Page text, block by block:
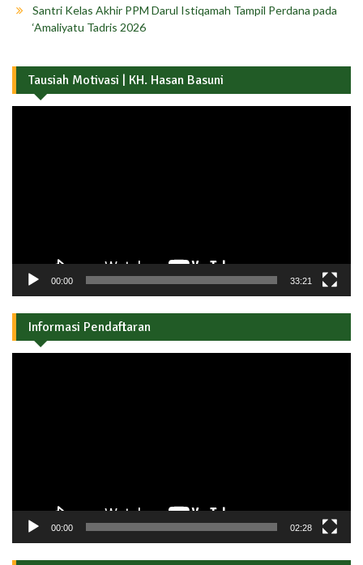
Santri Kelas Akhir PPM Darul Istiqamah Tampil Perdana pada
‘Amaliyatu Tadris 2026
Tausiah Motivasi | KH. Hasan Basuni
00:00 33:21
Informasi Pendaftaran
00:00 02:28